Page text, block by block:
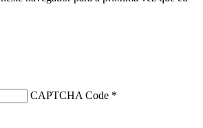
CAPTCHA Code *